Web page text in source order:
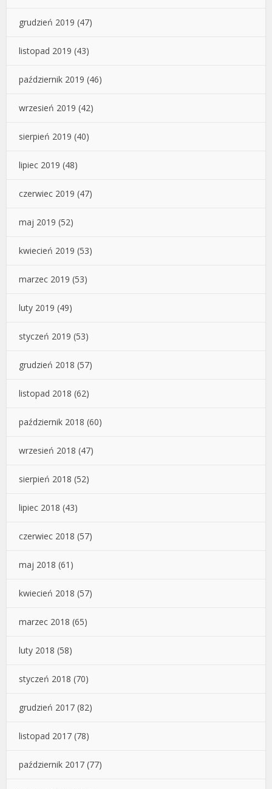
grudzień 2019 (47)
listopad 2019 (43)
październik 2019 (46)
wrzesień 2019 (42)
sierpień 2019 (40)
lipiec 2019 (48)
czerwiec 2019 (47)
maj 2019 (52)
kwiecień 2019 (53)
marzec 2019 (53)
luty 2019 (49)
styczeń 2019 (53)
grudzień 2018 (57)
listopad 2018 (62)
październik 2018 (60)
wrzesień 2018 (47)
sierpień 2018 (52)
lipiec 2018 (43)
czerwiec 2018 (57)
maj 2018 (61)
kwiecień 2018 (57)
marzec 2018 (65)
luty 2018 (58)
styczeń 2018 (70)
grudzień 2017 (82)
listopad 2017 (78)
październik 2017 (77)